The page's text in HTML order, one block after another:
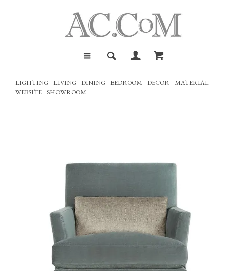
LIGHTING LIVING DINING BEDROOM DECOR
MATERIAL
WEBSITE
SHOWROOM